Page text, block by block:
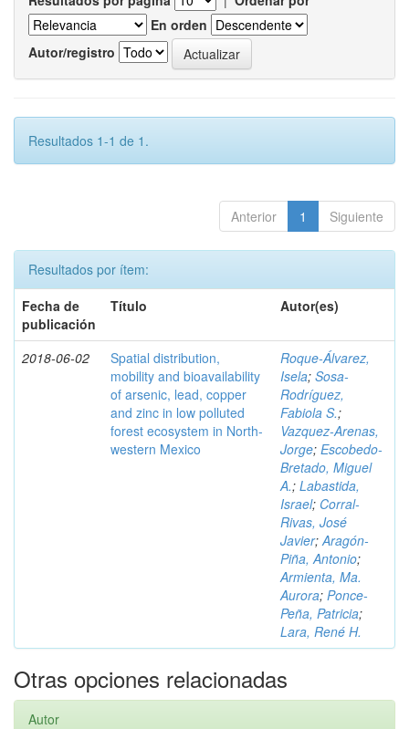
En orden
Autor/registro
Resultados 1-1 de 1.
Anterior 1 Siguiente
Resultados por ítem:
Fecha de
publicación
Título Autor(es)
2018-06-02
Spatial distribution,
mobility and bioavailability
of arsenic, lead, copper
and zinc in low polluted
forest ecosystem in North-
western Mexico
Roque-Álvarez,
Isela; Sosa-
Rodríguez,
Fabiola S.;
Vazquez-Arenas,
Jorge; Escobedo-
Bretado, Miguel
A.; Labastida,
Israel; Corral-
Rivas, José
Javier;Aragón-
Piña, Antonio;
Armienta, Ma.
Aurora; Ponce-
Peña, Patricia;
Lara, René H.
Otras opciones relacionadas
Autor